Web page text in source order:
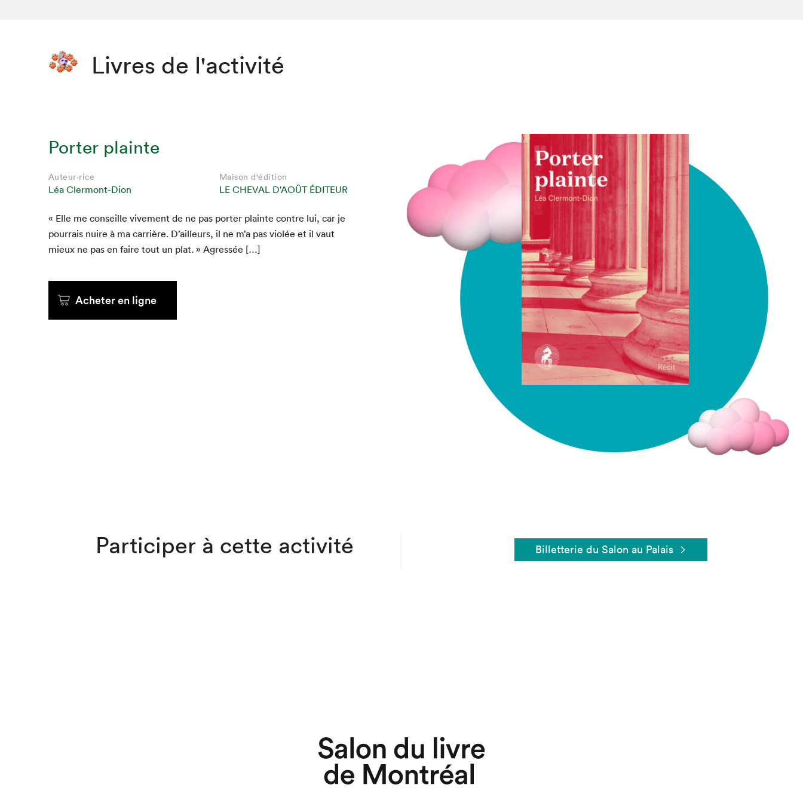
Livres de l'activité
Porter plainte
Auteur·rice
Léa Clermont-Dion
Maison d'édition
LE CHEVAL D'AOÛT ÉDITEUR
« Elle me con­seille vive­ment de ne pas porter plainte con­tre lui, car je
pour­rais nuire à ma car­rière. D’ailleurs, il ne m’a pas vio­lée et il vaut
mieux ne pas en faire tout un plat. » Agressée […]
Acheter en ligne
Participer à cette activité Billetterie du Salon au Palais